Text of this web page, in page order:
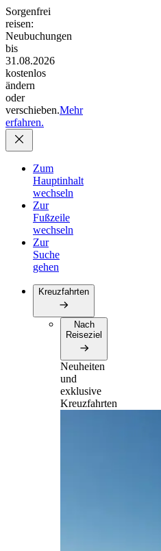
Sorgenfrei
reisen:
Neubuchungen
bis
31.08.2026
kostenlos
ändern
oder
verschieben.Mehr
erfahren.
Zum
Hauptinhalt
wechseln
Zur
Fußzeile
wechseln
Zur
Suche
gehen
Kreuzfahrten
Nach
Reiseziel
Neuheiten
und
exklusive
Kreuzfahrten